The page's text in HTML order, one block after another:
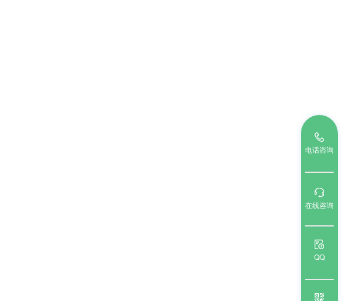
电话咨询
在线咨询
QQ